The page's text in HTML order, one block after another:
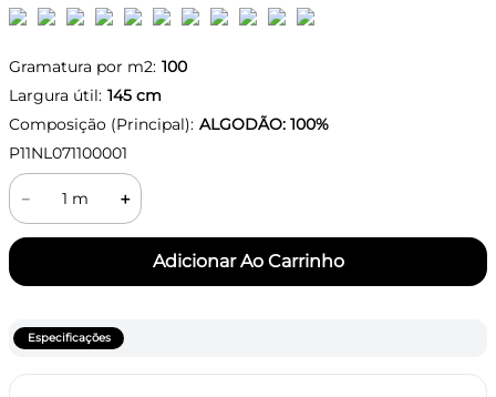
Gramatura por m2: 100
Largura útil: 145 cm
Composição (Principal): ALGODÃO: 100%
P11NL071100001
＋
－
Especificações